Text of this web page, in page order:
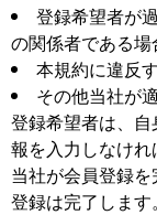
登録希望者が
の関係者である場
本規約に違反
その他当社が
登録希望者は、
報を入力しなけれ
当社が会員登録
登録は完了します。